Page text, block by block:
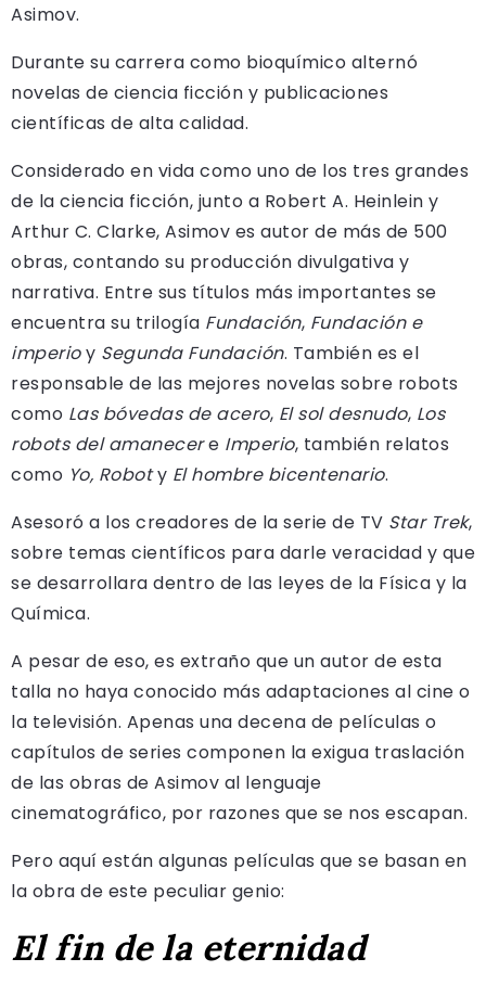
Asimov.
Durante su carrera como bioquímico alternó
novelas de ciencia ficción y publicaciones
científicas de alta calidad.
Considerado en vida como uno de los tres grandes
de la ciencia ficción, junto a Robert A. Heinlein y
Arthur C. Clarke, Asimov es autor de más de 500
obras, contando su producción divulgativa y
narrativa. Entre sus títulos más importantes se
encuentra su trilogía Fundación, Fundación e
imperioy Segunda Fundación. También es el
responsable de las mejores novelas sobre robots
como Las bóvedas de acero, El sol desnudo, Los
robots del amanecere Imperio, también relatos
como Yo, Roboty El hombre bicentenario.
Asesoró a los creadores de la serie de TV Star Trek,
sobre temas científicos para darle veracidad y que
se desarrollara dentro de las leyes de la Física y la
Química.
A pesar de eso, es extraño que un autor de esta
talla no haya conocido más adaptaciones al cine o
la televisión. Apenas una decena de películas o
capítulos de series componen la exigua traslación
de las obras de Asimov al lenguaje
cinematográfico, por razones que se nos escapan.
Pero aquí están algunas películas que se basan en
la obra de este peculiar genio:
El fin de la eternidad